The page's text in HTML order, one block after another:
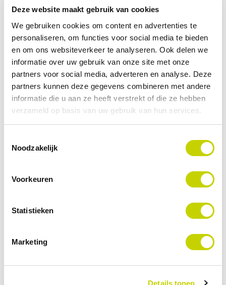
Deze website maakt gebruik van cookies
We gebruiken cookies om content en advertenties te
personaliseren, om functies voor social media te bieden
en om ons websiteverkeer te analyseren. Ook delen we
informatie over uw gebruik van onze site met onze
partners voor social media, adverteren en analyse. Deze
partners kunnen deze gegevens combineren met andere
informatie die u aan ze heeft verstrekt of die ze hebben
verzameld op basis van uw gebruik van hun services.
Noodzakelijk
Voorkeuren
Statistieken
Marketing
Details tonen
Samen met partners én eindgebruikers
Tijdens Future of Process Automation brengen alle
betrokken partijen hun expertise samen. Siemens
deelt haar visie op de toekomst van
procesautomatisering en de ontwikkelingen binnen
haar automatiseringsplatformen, en Actemium deze
Daarnaast leveren ook eindgebruikers MSD Animal
Health en Ecofuels een belangrijke bijdrage door hun
ervaringen en inzichten te delen. En PI Nederland
Samen bieden wij een programma waarin strategie,
technologie en praktijkervaring samenkomen.